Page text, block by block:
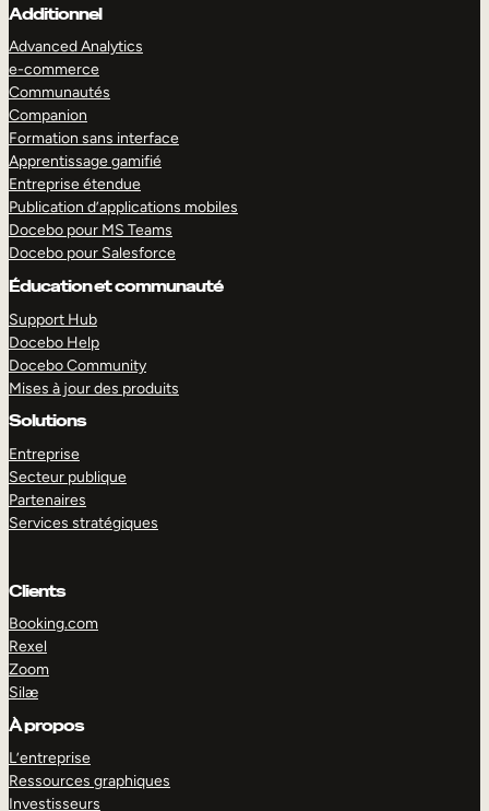
Additionnel
Advanced Analytics
e-commerce
Communautés
Companion
Formation sans interface
Apprentissage gamifié
Entreprise étendue
Publication d’applications mobiles
Docebo pour MS Teams
Docebo pour Salesforce
Éducation et communauté
Support Hub
Docebo Help
Docebo Community
Mises à jour des produits
Solutions
Entreprise
Secteur publique
Partenaires
Services stratégiques
Clients
Booking.com
Rexel
Zoom
Silæ
À propos
L’entreprise
Ressources graphiques
Investisseurs